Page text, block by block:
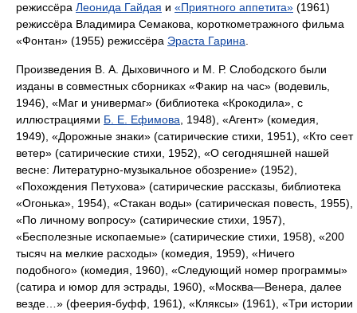
режиссёра Леонида Гайдая и «Приятного аппетита» (1961)
режиссёра Владимира Семакова, короткометражного фильма
«Фонтан» (1955) режиссёра Эраста Гарина.
Произведения В. А. Дыховичного и М. Р. Слободского были
изданы в совместных сборниках «Факир на час» (водевиль,
1946), «Маг и универмаг» (библиотека «Крокодила», с
иллюстрациями Б. Е. Ефимова, 1948), «Агент» (комедия,
1949), «Дорожные знаки» (сатирические стихи, 1951), «Кто сеет
ветер» (сатирические стихи, 1952), «О сегодняшней нашей
весне: Литературно-музыкальное обозрение» (1952),
«Похождения Петухова» (сатирические рассказы, библиотека
«Огонька», 1954), «Стакан воды» (сатирическая повесть, 1955),
«По личному вопросу» (сатирические стихи, 1957),
«Бесполезные ископаемые» (сатирические стихи, 1958), «200
тысяч на мелкие расходы» (комедия, 1959), «Ничего
подобного» (комедия, 1960), «Следующий номер программы»
(сатира и юмор для эстрады, 1960), «Москва—Венера, далее
везде…» (феерия-буфф, 1961), «Кляксы» (1961), «Три истории